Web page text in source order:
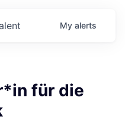
My alerts
für die